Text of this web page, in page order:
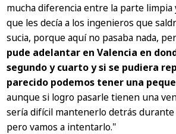
mucha diferencia entre la parte limpia
que les decía a los ingenieros que
sucia, porque aquí no pasaba nada,
pude adelantar en Valencia en
segundo y cuarto y si se pudiera
parecido podemos tener una
aunque si logro pasarle tienen una
sería difícil mantenerlo detrás durante
pero vamos a intentarlo."